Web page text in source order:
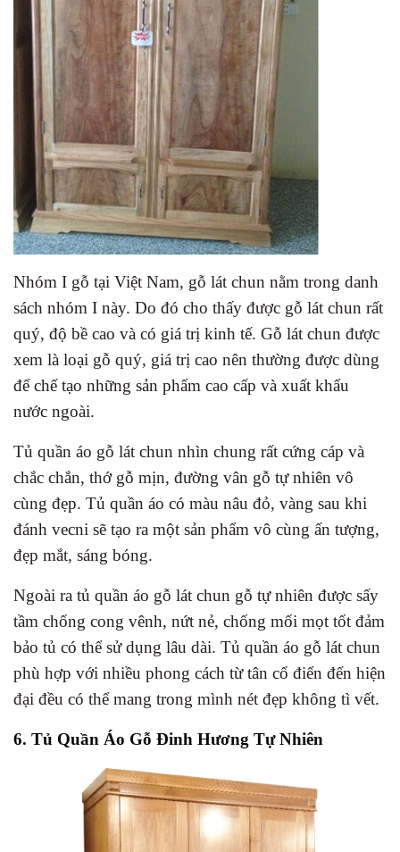
Nhóm I gỗ tại Việt Nam, gỗ lát chun nằm trong danh
sách nhóm I này. Do đó cho thấy được gỗ lát chun rất
quý, độ bề cao và có giá trị kinh tế. Gỗ lát chun được
xem là loại gỗ quý, giá trị cao nên thường được dùng
để chế tạo những sản phẩm cao cấp và xuất khẩu
nước ngoài.
Tủ quần áo gỗ lát chun nhìn chung rất cứng cáp và
chắc chắn, thớ gỗ mịn, đường vân gỗ tự nhiên vô
cùng đẹp. Tủ quần áo có màu nâu đỏ, vàng sau khi
đánh vecni sẽ tạo ra một sản phẩm vô cùng ấn tượng,
đẹp mắt, sáng bóng.
Ngoài ra tủ quần áo gỗ lát chun gỗ tự nhiên được sấy
tầm chống cong vênh, nứt nẻ, chống mối mọt tốt đảm
bảo tủ có thể sử dụng lâu dài. Tủ quần áo gỗ lát chun
phù hợp với nhiều phong cách từ tân cổ điển đến hiện
đại đều có thể mang trong mình nét đẹp không tì vết.
6. Tủ Quần Áo Gỗ Đinh Hương Tự Nhiên